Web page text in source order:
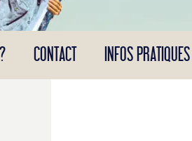
CONTACT INFOS PRATIQUES